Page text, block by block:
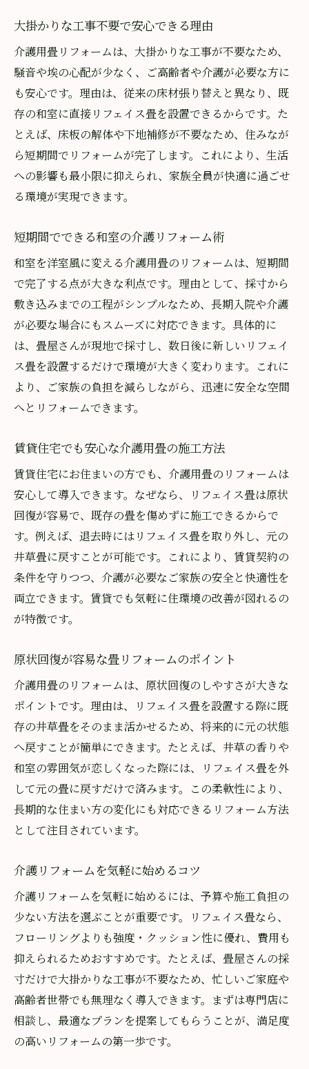
大掛かりな工事不要で安心できる理由
介護用畳リフォームは、大掛かりな工事が不要なため、
騒音や埃の心配が少なく、ご高齢者や介護が必要な方に
も安心です。理由は、従来の床材張り替えと異なり、既
存の和室に直接リフェイス畳を設置できるからです。た
とえば、床板の解体や下地補修が不要なため、住みなが
ら短期間でリフォームが完了します。これにより、生活
への影響も最小限に抑えられ、家族全員が快適に過ごせ
る環境が実現できます。
短期間でできる和室の介護リフォーム術
和室を洋室風に変える介護用畳のリフォームは、短期間
で完了する点が大きな利点です。理由として、採寸から
敷き込みまでの工程がシンプルなため、長期入院や介護
が必要な場合にもスムーズに対応できます。具体的に
は、畳屋さんが現地で採寸し、数日後に新しいリフェイ
ス畳を設置するだけで環境が大きく変わります。これに
より、ご家族の負担を減らしながら、迅速に安全な空間
へとリフォームできます。
賃貸住宅でも安心な介護用畳の施工方法
賃貸住宅にお住まいの方でも、介護用畳のリフォームは
安心して導入できます。なぜなら、リフェイス畳は原状
回復が容易で、既存の畳を傷めずに施工できるからで
す。例えば、退去時にはリフェイス畳を取り外し、元の
井草畳に戻すことが可能です。これにより、賃貸契約の
条件を守りつつ、介護が必要なご家族の安全と快適性を
両立できます。賃貸でも気軽に住環境の改善が図れるの
が特徴です。
原状回復が容易な畳リフォームのポイント
介護用畳のリフォームは、原状回復のしやすさが大きな
ポイントです。理由は、リフェイス畳を設置する際に既
存の井草畳をそのまま活かせるため、将来的に元の状態
へ戻すことが簡単にできます。たとえば、井草の香りや
和室の雰囲気が恋しくなった際には、リフェイス畳を外
して元の畳に戻すだけで済みます。この柔軟性により、
長期的な住まい方の変化にも対応できるリフォーム方法
として注目されています。
介護リフォームを気軽に始めるコツ
介護リフォームを気軽に始めるには、予算や施工負担の
少ない方法を選ぶことが重要です。リフェイス畳なら、
フローリングよりも強度・クッション性に優れ、費用も
抑えられるためおすすめです。たとえば、畳屋さんの採
寸だけで大掛かりな工事が不要なため、忙しいご家庭や
高齢者世帯でも無理なく導入できます。まずは専門店に
相談し、最適なプランを提案してもらうことが、満足度
の高いリフォームの第一歩です。